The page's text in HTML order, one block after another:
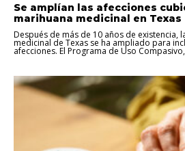
Se amplían las afecciones
marihuana medicinal en Texas
Después de más de 10 años de existencia,
medicinal de Texas se ha ampliado para
afecciones. El Programa de Uso